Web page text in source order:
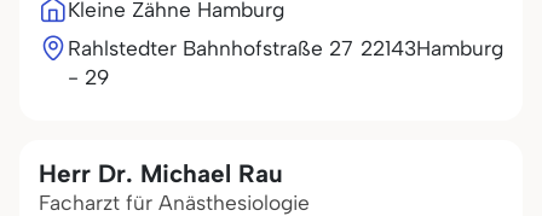
Kleine Zähne Hamburg
Rahlstedter Bahnhofstraße 27
- 29
22143Hamburg
Herr Dr. Michael Rau
Facharzt für Anästhesiologie